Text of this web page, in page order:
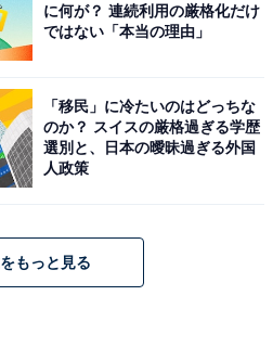
蟲』では夫婦だった深川麻衣
異なる（でも似てもいる？）
に何が？ 連続利用の厳格化だけ
ではない「本当の理由」
「移民」に冷たいのはどっちな
のか？ スイスの厳格過ぎる学歴
選別と、日本の曖昧過ぎる外国
人政策
もっと見る